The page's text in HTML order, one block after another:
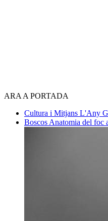
ARA A PORTADA
Cultura i Mitjans L'Any
Boscos Anatomia del foc